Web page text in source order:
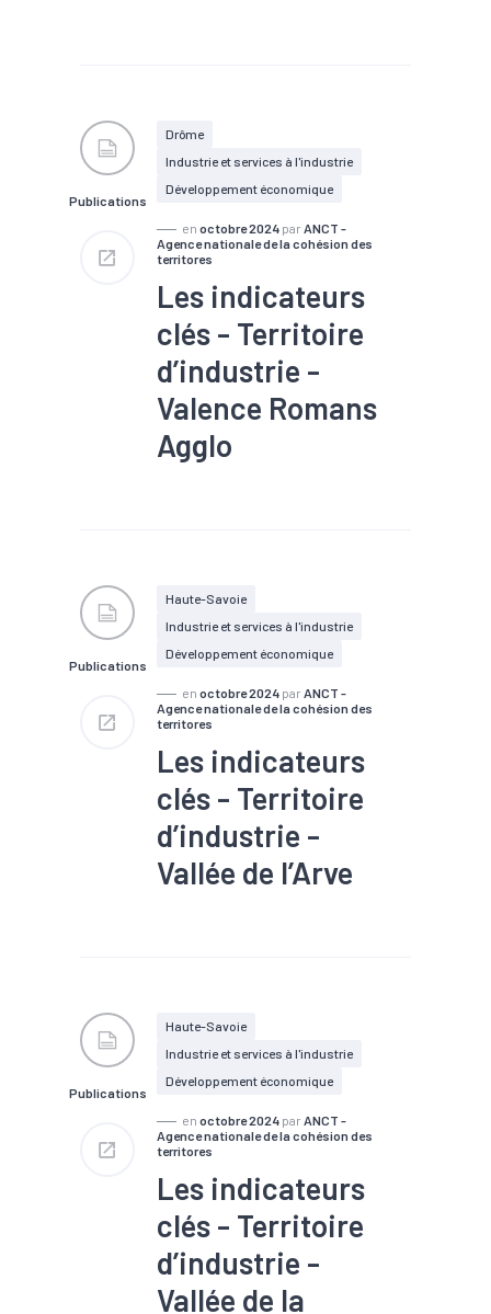
Publications
Drôme
Industrie et services à l'industrie
Développement économique
en octobre 2024 par ANCT -
Agence nationale de la cohésion des
territores
Les indicateurs
clés - Territoire
d’industrie -
Valence Romans
Agglo
Publications
Haute-Savoie
Industrie et services à l'industrie
Développement économique
en octobre 2024 par ANCT -
Agence nationale de la cohésion des
territores
Les indicateurs
clés - Territoire
d’industrie -
Vallée de l’Arve
Publications
Haute-Savoie
Industrie et services à l'industrie
Développement économique
en octobre 2024 par ANCT -
Agence nationale de la cohésion des
territores
Les indicateurs
clés - Territoire
d’industrie -
Vallée de la